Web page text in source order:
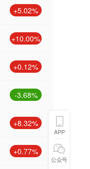
+5.02%
+10.00%
+0.12%
-3.68%
+8.32%
+0.77%
APP
公众号